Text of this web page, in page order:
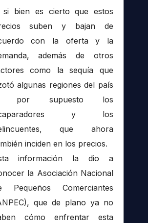
si bien es cierto que estos
suben y bajan de
con la oferta y la
además de otros
como la sequía que
algunas regiones del país
por supuesto los
y los
que ahora
inciden en los precios.
información la dio a
la Asociación Nacional
Pequeños Comerciantes
que de plano ya no
cómo enfrentar esta